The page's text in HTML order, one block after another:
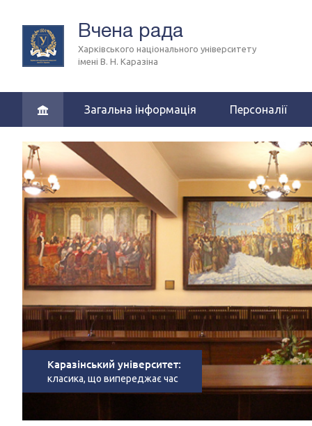
Вчена рада
Харківського національного університету
імені В. Н. Каразіна
Загальна інформація Персоналії
Каразінський університет:
класика, що випереджає час